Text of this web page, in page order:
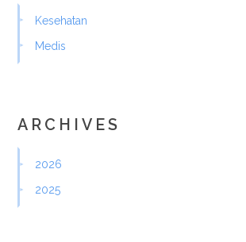
Kesehatan
Medis
ARCHIVES
2026
2025